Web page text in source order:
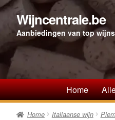
Ga
door
naar
navigatie
Ga
direct
naar
Wijncentrale.be
Aanbiedingen van top
Home
Home Italiaanse wijn